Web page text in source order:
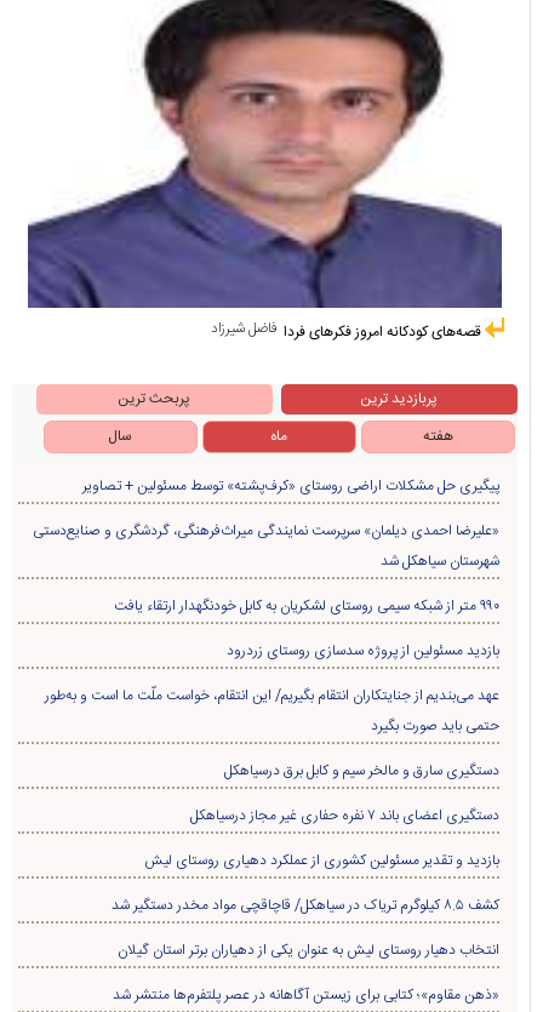
فاضل شیرزاد قصه‌های کودکانه امروز فکرهای فردا
پربازدید ترین
پربحث ترین
هفته
ماه سال
پیگیری حل مشکلات اراضی روستای «کرف‌پشته» توسط مسئولین + تصاویر
«علیرضا احمدی دیلمان» سرپرست نمایندگی میراث‌فرهنگی، گردشگری و صنایع‌دستی
شهرستان سیاهکل شد
۹۹۰ متر از شبکه سیمی روستای لشکریان به کابل خودنگهدار ارتقاء یافت
بازدید مسئولین از پروژه سدسازی روستای زردرود
عهد می‌بندیم از جنایتکاران انتقام بگیریم/ این انتقام، خواست ملّت ما است و به‌طور
حتمی باید صورت بگیرد
دستگیری سارق و مالخر سیم و کابل برق درسیاهکل
دستگیری اعضای باند ۷ نفره حفاری غير مجاز درسیاهکل
بازدید و تقدیر مسئولین کشوری از عملکرد دهیاری روستای لیش
کشف ۸.۵ کیلوگرم تریاک در سیاهکل/ قاچاقچی مواد مخدر دستگیر شد
انتخاب دهیار روستای لیش به عنوان یکی از دهیاران برتر استان گیلان
«ذهن مقاوم»؛ کتابی برای زیستن آگاهانه در عصر پلتفرم‌ها منتشر شد